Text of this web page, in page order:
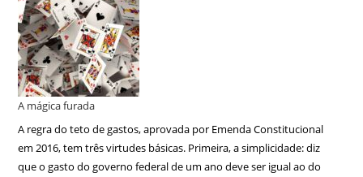
A mágica furada
A regra do teto de gastos, aprovada por Emenda Constitucional
em 2016, tem três virtudes básicas. Primeira, a simplicidade: diz
que o gasto do governo federal de um ano deve ser igual ao do